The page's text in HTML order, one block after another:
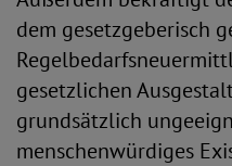
dem gesetzgeberisch
gesetzlichen
grundsätzlich
menschenwürdiges